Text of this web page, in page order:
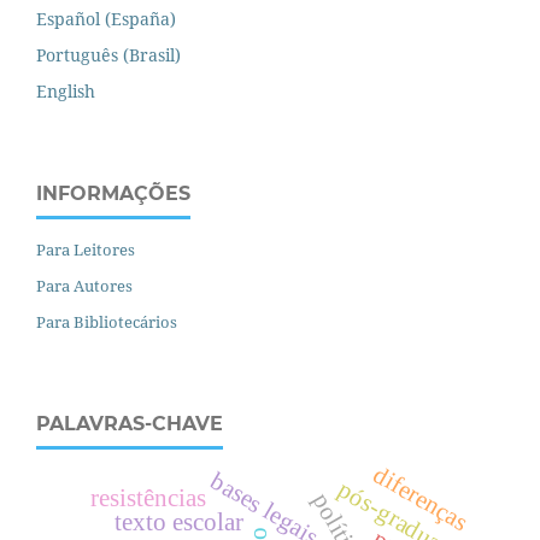
Español (España)
Português (Brasil)
English
INFORMAÇÕES
Para Leitores
Para Autores
Para Bibliotecários
PALAVRAS-CHAVE
texto escolarbases legais diferenças
resistências